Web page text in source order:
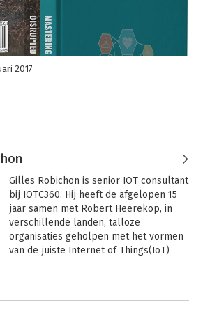
tot het moment dat er iets mis gaat en
boek dat helder, beknopt en in niet-
waarmee je concrete stappen kunt
2017
Gilles Robichon is senior IOT consultant
bij IOTC360. Hij heeft de afgelopen 15
jaar samen met Robert Heerekop, in
verschillende landen, talloze
organisaties geholpen met het vormen
van de juiste Internet of Things(IoT)